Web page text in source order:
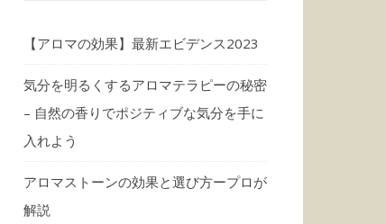
【アロマの効果】最新エビデンス2023
気分を明るくするアロマテラピーの秘密
– 自然の香りでポジティブな気分を手に
入れよう
アロマストーンの効果と選び方ープロが
解説